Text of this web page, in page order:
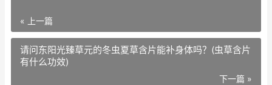
« 上一篇
请问东阳光臻草元的冬虫夏草含片能补身体吗？(虫草含片
有什么功效)
下一篇 »